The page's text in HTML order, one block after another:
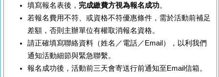
填寫報名表後， 完成繳費方視為報名成功。
若報名費用不符、或資格不符優惠條件，需於活動前補足
差額，否則主辦單位有權取消報名資格。
請正確填寫聯絡資料（姓名／電話／Email），以利我們
通知活動細節與緊急聯繫。
報名成功後，活動前三天會寄送行前通知至Email信箱。